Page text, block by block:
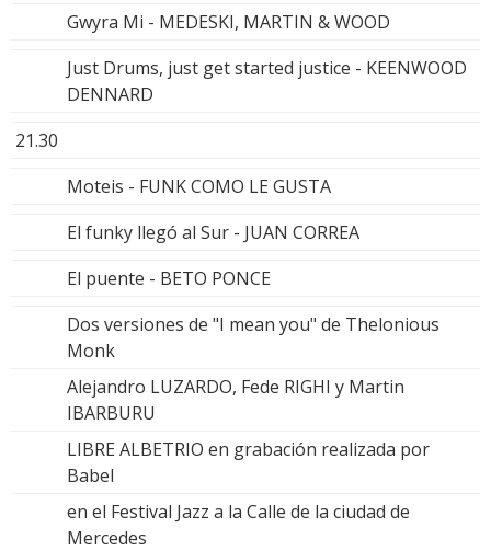
Gwyra Mi - MEDESKI, MARTIN & WOOD
Just Drums, just get started justice - KEENWOOD
DENNARD
21.30
Moteis - FUNK COMO LE GUSTA
El funky llegó al Sur - JUAN CORREA
El puente - BETO PONCE
Dos versiones de "I mean you" de Thelonious
Monk
Alejandro LUZARDO, Fede RIGHI y Martin
IBARBURU
LIBRE ALBETRIO en grabación realizada por
Babel
en el Festival Jazz a la Calle de la ciudad de
Mercedes